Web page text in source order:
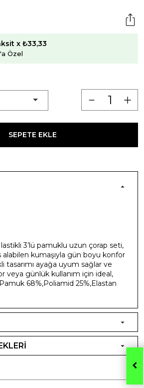
x ₺33,33
Özel
SEPETE EKLE
lastikli 3’lü pamuklu uzun çorap seti,
kumaşıyla gün boyu konfor
tasarımı ayağa uyum sağlar ve
veya günlük kullanım için ideal,
68%,Poliamid 25%,Elastan